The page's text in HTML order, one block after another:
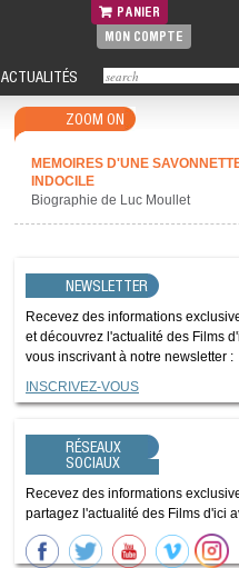
PANIER
MON COMPTE
ACTUALITÉS
ZOOM ON
MEMOIRES D'UNE
INDOCILE
Biographie de Luc Moullet
NEWSLETTER
Recevez des informations
et découvrez l'actualité des Films
vous inscrivant à notre newsletter :
INSCRIVEZ-VOUS
RÉSEAUX
SOCIAUX
Recevez des informations
partagez l'actualité des Films d'ici